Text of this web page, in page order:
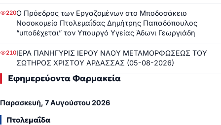
220Ο Πρόεδρος των Εργαζομένων στο Μποδοσάκειο
Νοσοκομείο Πτολεμαΐδας Δημήτρης Παπαδόπουλος
“υποδέχεται” τον Υπουργό Υγείας Άδωνι Γεωργιάδη
210ΙΕΡΑ ΠΑΝΗΓΥΡΙΣ ΙΕΡΟΥ ΝΑΟΥ ΜΕΤΑΜΟΡΦΩΣΕΩΣ ΤΟΥ
ΣΩΤΗΡΟΣ ΧΡΙΣΤΟΥ ΑΡΔΑΣΣΑΣ (05-08-2026)
Εφημερεύοντα Φαρμακεία
Παρασκευή, 7 Αυγούστου 2026
Πτολεμαΐδα